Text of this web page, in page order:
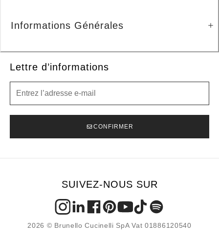
Lettre d’informations
CONFIRMER
Informations Générales
SUIVEZ-NOUS SUR
2026 © Brunello Cucinelli SpA Vat 01886120540